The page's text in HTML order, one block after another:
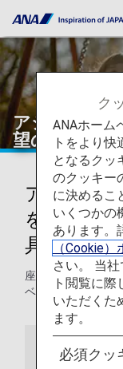
アシストシ
望のお客様
アシスト
をご希望
具）
座位を保つことが
ベルトなど上体固
ご予約時
ク
ANAホーム
トをより
となるクッ
のクッキー
に決めるこ
いくつかの
あります。
（Cookie
さい。 当
ト閲覧に
いただくた
ます。
必須クッ